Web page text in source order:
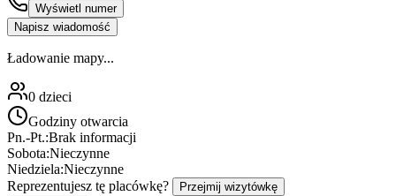
Wyświetl numer
Napisz wiadomość
Ładowanie mapy...
0 dzieci
Godziny otwarcia
Pn.-Pt.:Brak informacji
Sobota:Nieczynne
Niedziela:Nieczynne
Reprezentujesz tę placówkę?
Przejmij wizytówkę